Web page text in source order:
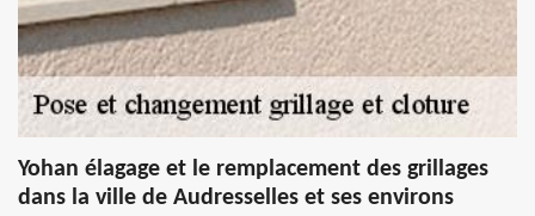
Yohan élagage et le remplacement des grillages
dans la ville de Audresselles et ses environs